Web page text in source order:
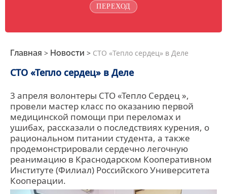
ПЕРЕХОД
Главная > Новости > СТО «Тепло сердец» в Деле
СТО «Тепло сердец» в Деле
3 апреля волонтеры СТО «Тепло Сердец »,
провели мастер класс по оказанию первой
медицинской помощи при переломах и
ушибах, рассказали о последствиях курения, о
рациональном питании студента, а также
продемонстрировали сердечно легочную
реанимацию в Краснодарском Кооперативном
Институте (Филиал) Российского Университета
Кооперации.